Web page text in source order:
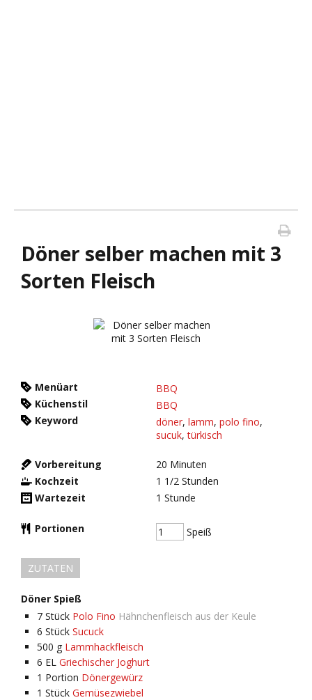
Döner selber machen mit 3
Sorten Fleisch
Menüart
BBQ
Küchenstil
BBQ
Keyword
döner, lamm, polo fino,
sucuk,türkisch
Vorbereitung 20 Minuten
Kochzeit
1 1/2 Stunden
Wartezeit
1 Stunde
Portionen Speiß
ZUTATEN
Döner Spieß
7 Stück Polo Fino Hähnchenfleisch aus der Keule
6 Stück Sucuck
500 g Lammhackfleisch
6 EL Griechischer Joghurt
1 Portion Dönergewürz
1 Stück Gemüsezwiebel